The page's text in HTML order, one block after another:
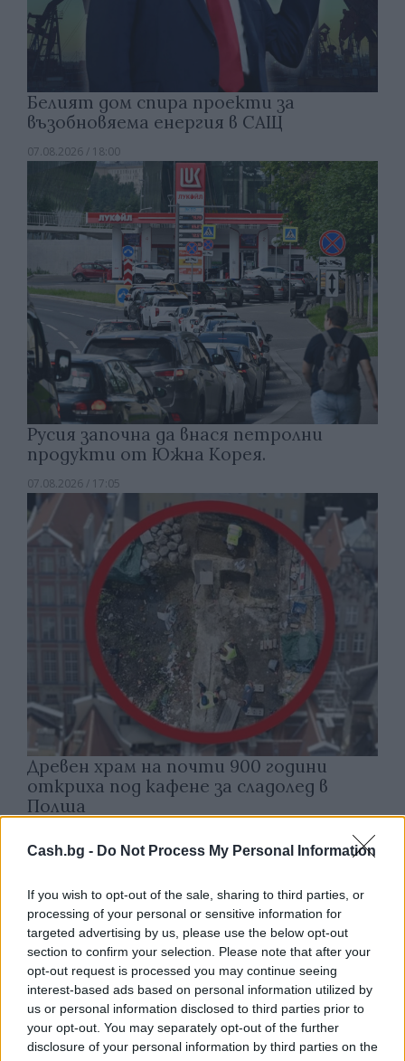
Cash.bg - Do Not Process My Personal Information
If you wish to opt-out of the sale, sharing to third parties, or
processing of your personal or sensitive information for
targeted advertising by us, please use the below opt-out
section to confirm your selection. Please note that after your
opt-out request is processed you may continue seeing
interest-based ads based on personal information utilized by
us or personal information disclosed to third parties prior to
your opt-out. You may separately opt-out of the further
disclosure of your personal information by third parties on the
Белият дом спира проекти за
възобновяема енергия в САЩ
07.08.2026 / 18:00
Русия започна да внася петролни
продукти от Южна Корея.
07.08.2026 / 17:05
Древен храм на почти 900 години
откриха под кафене за сладолед в
Полша